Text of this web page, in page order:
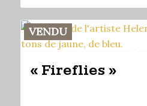
VENDU
« Fireflies »